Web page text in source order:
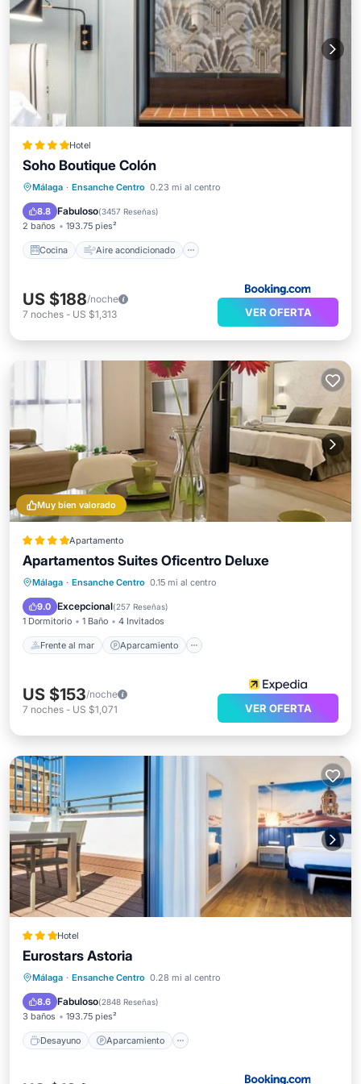
Hotel
Soho Boutique Colón
Málaga · Ensanche Centro 0.23 mi al centro
8.8 Fabuloso(3457 Reseñas)
2 baños 193.75 pies²
Cocina Aire acondicionado
Cocina Aire acondicionado
Se admiten mascotas
US $188/noche
7 noches - US $1,313 VER OFERTA
Muy bien valorado
Apartamento
Apartamentos Suites Oficentro Deluxe
Málaga · Ensanche Centro 0.15 mi al centro
9.0 Excepcional(257 Reseñas)
1 Dormitorio 1 Baño 4 Invitados
Frente al mar Aparcamiento
Frente al mar
Aparcamiento
Vista al mar
US $153/noche
7 noches - US $1,071 VER OFERTA
Hotel
Eurostars Astoria
Málaga · Ensanche Centro 0.28 mi al centro
8.6 Fabuloso(2848 Reseñas)
3 baños 193.75 pies²
Desayuno Aparcamiento
Desayuno
Aparcamiento
Aire acondicionado